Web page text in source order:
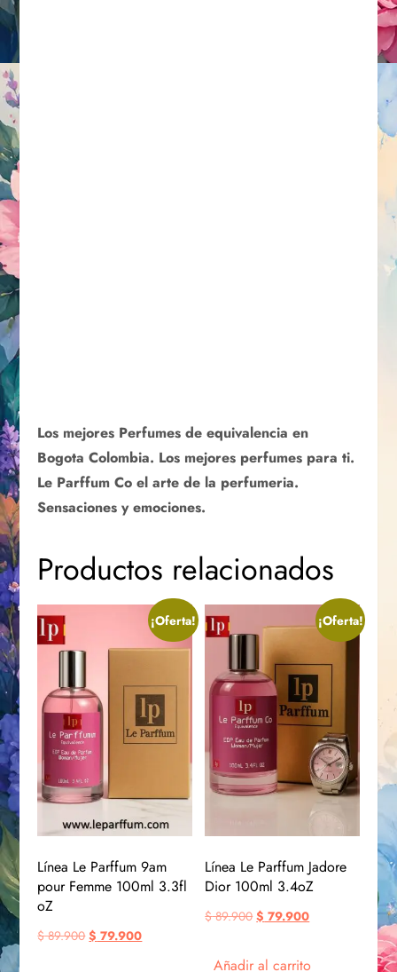
Los mejores Perfumes de equivalencia en
Bogota Colombia. Los mejores perfumes para ti.
Le Parffum Co el arte de la perfumeria.
Sensaciones y emociones.
Productos relacionados
¡Oferta!
Línea Le Parffum 9am
pour Femme 100ml 3.3fl
oZ
$89.900 $ 79.900
¡Oferta!
Línea Le Parffum Jadore
Dior 100ml 3.4oZ
$89.900 $ 79.900
Añadir al carrito